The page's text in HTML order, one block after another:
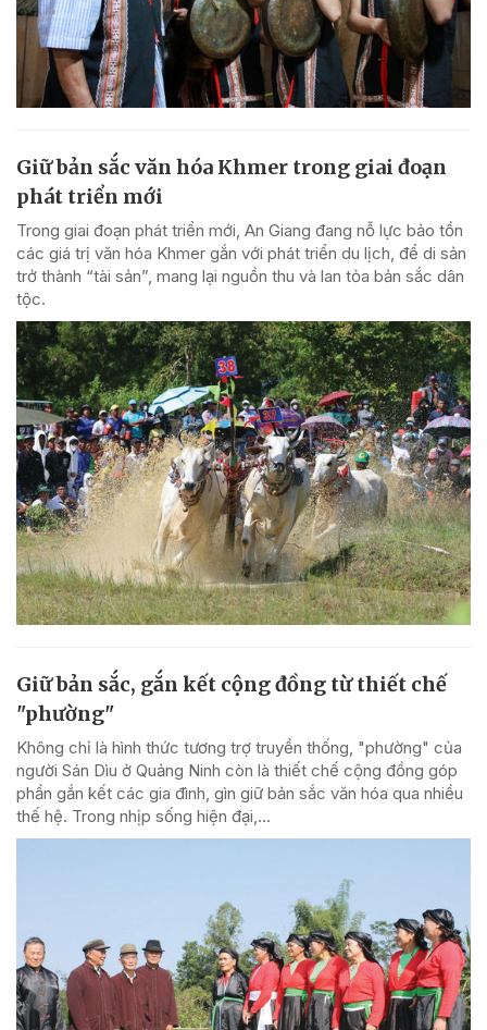
Giữ bản sắc văn hóa Khmer trong giai đoạn
phát triển mới
Trong giai đoạn phát triển mới, An Giang đang nỗ lực bảo tồn
các giá trị văn hóa Khmer gắn với phát triển du lịch, để di sản
trở thành “tài sản”, mang lại nguồn thu và lan tỏa bản sắc dân
tộc.
Giữ bản sắc, gắn kết cộng đồng từ thiết chế
"phường"
Không chỉ là hình thức tương trợ truyền thống, "phường" của
người Sán Dìu ở Quảng Ninh còn là thiết chế cộng đồng góp
phần gắn kết các gia đình, gìn giữ bản sắc văn hóa qua nhiều
thế hệ. Trong nhịp sống hiện đại,...